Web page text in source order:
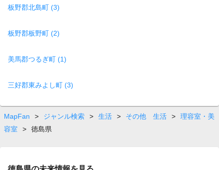
板野郡北島町 (3)
板野郡板野町 (2)
美馬郡つるぎ町 (1)
三好郡東みよし町 (3)
MapFan > ジャンル検索 > 生活 > その他 生活 >
理容室・美
容室
> 徳島県